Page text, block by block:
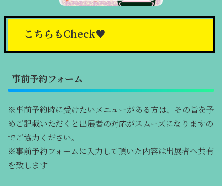
こちらもCheck♥
事前予約フォーム
※事前予約時に受けたいメニューがある方は、その旨を予
めご記載いただくと出展者の対応がスムーズになりますの
でご協力ください。
※事前予約フォームに入力して頂いた内容は出展者へ共有
を致します